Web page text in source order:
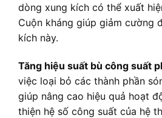
dòng xung kích có thể xuất
Cuộn kháng giúp giảm cường
kích này.
Tăng hiệu suất bù công suất
việc loại bỏ các thành phần
giúp nâng cao hiệu quả hoạt
thiện hệ số công suất của hệ